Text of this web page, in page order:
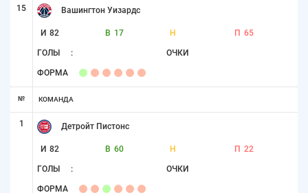
15 Вашингтон Уизардс
И 82 В 17 Н П 65
ГОЛЫ : ОЧКИ
ФОРМА
№ КОМАНДА
1 Детройт Пистонс
И 82 В 60 Н П 22
ГОЛЫ : ОЧКИ
ФОРМА